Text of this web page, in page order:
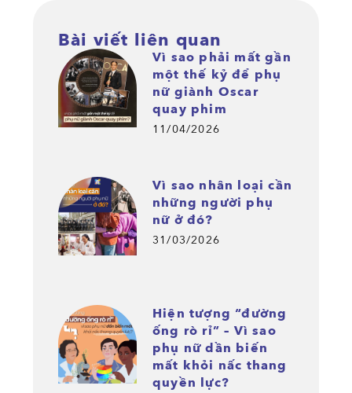
Bài viết liên quan
Vì sao phải mất gần
một thế kỷ để phụ
nữ giành Oscar
quay phim
11/04/2026
Vì sao nhân loại cần
những người phụ
nữ ở đó?
31/03/2026
Hiện tượng “đường
ống rò rỉ” – Vì sao
phụ nữ dần biến
mất khỏi nấc thang
quyền lực?